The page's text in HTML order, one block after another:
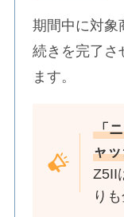
期間中に対象
続きを完了さ
ます。
「
ャ
Z5II
り